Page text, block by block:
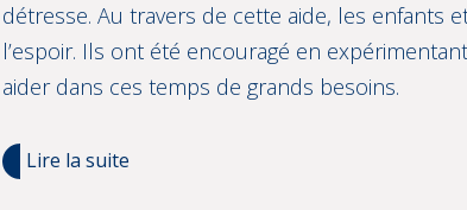
détresse. Au travers de cette aide, les enfants
l’espoir. Ils ont été encouragé en
aider dans ces temps de grands besoins.
Lire la suite